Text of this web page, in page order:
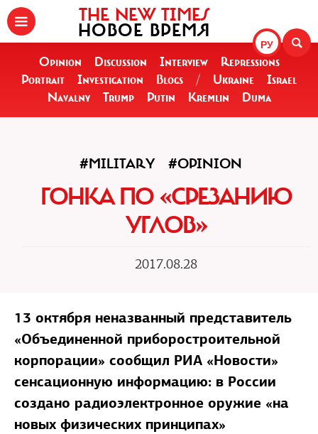
РУ
THE NEW TIMES
НОВОЕ ВРЕМЯ
Opinion Discussion Interview
Repressions
Portrait
Investigation Blogs / Ukraine
Israel
Navalny
Trump Putin Kremlin Duma
#MILITARY #OPINION
ГОНКА ПО «СРЕЗАНИЮ
УГЛОВ»
2017.08.28
13 октября неназванный представитель
«Объединенной приборостроительной
корпорации» сообщил РИА «Новости»
сенсационную информацию: в России
создано радиоэлектронное оружие «на
новых физических принципах»